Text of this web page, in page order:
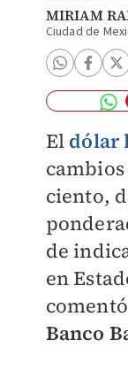
MIRIAM
Ciudad de
El dólar
ciento,
de
en
Banco